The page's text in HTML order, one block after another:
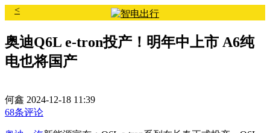
<
奥迪Q6L e-tron投产！明年中上市 A6纯
电也将国产
何鑫 2024-12-18 11:39
68条评论